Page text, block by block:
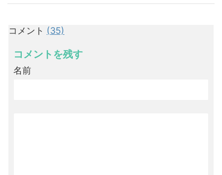
コメント (35)
コメントを残す
名前